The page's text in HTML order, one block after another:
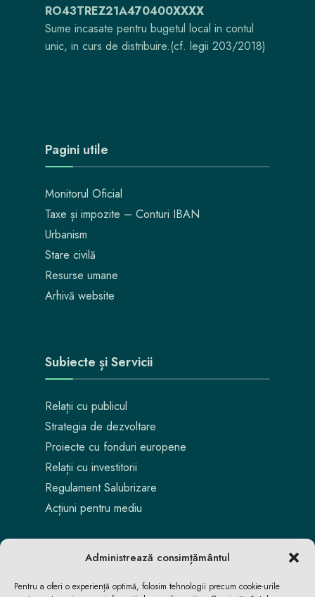
Administrează consimțământul
Pentru a oferi o experiență optimă, folosim tehnologii precum cookie-urile
RO43TREZ21A470400XXXX
Sume incasate pentru bugetul local in contul
unic, in curs de distribuire.(cf. legii 203/2018)
Pagini utile
Monitorul Oficial
Taxe și impozite – Conturi IBAN
Urbanism
Stare civilă
Resurse umane
Arhivă website
Subiecte și Servicii
Relații cu publicul
Strategia de dezvoltare
Proiecte cu fonduri europene
Relații cu investitorii
Regulament Salubrizare
Acțiuni pentru mediu